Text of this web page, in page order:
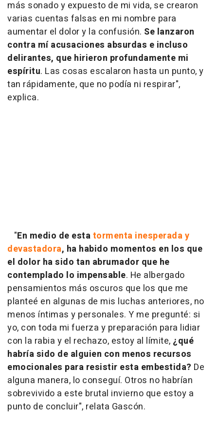
más sonado y expuesto de mi vida, se crearon
varias cuentas falsas en mi nombre para
aumentar el dolor y la confusión. Se lanzaron
contra mí acusaciones absurdas e incluso
delirantes, que hirieron profundamente mi
espíritu. Las cosas escalaron hasta un punto, y
tan rápidamente, que no podía ni respirar",
explica.
"En medio de estatormenta inesperada y
devastadora, ha habido momentos en los que
el dolor ha sido tan abrumador que he
contemplado lo impensable. He albergado
pensamientos más oscuros que los que me
planteé en algunas de mis luchas anteriores, no
menos íntimas y personales. Y me pregunté: si
yo, con toda mi fuerza y preparación para lidiar
con la rabia y el rechazo, estoy al límite, ¿qué
habría sido de alguien con menos recursos
emocionales para resistir esta embestida? De
alguna manera, lo conseguí. Otros no habrían
sobrevivido a este brutal invierno que estoy a
punto de concluir", relata Gascón.